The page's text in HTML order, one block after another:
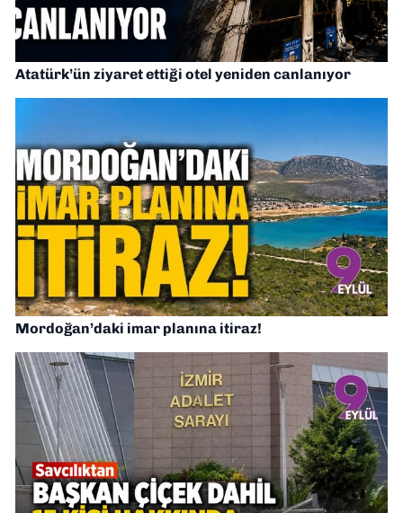
Atatürk’ün ziyaret ettiği otel yeniden canlanıyor
Mordoğan’daki imar planına itiraz!